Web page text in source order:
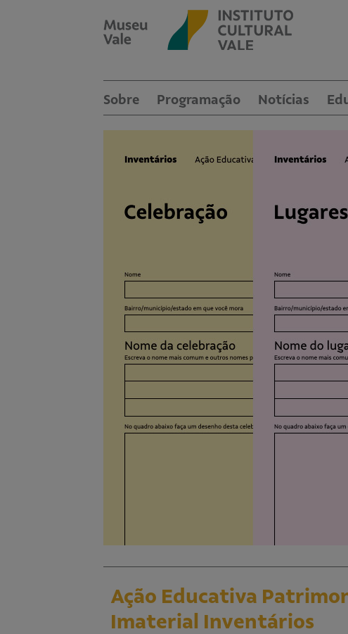
Sobre Programação Notícias
Ação Educativa​
Imaterial Inventários